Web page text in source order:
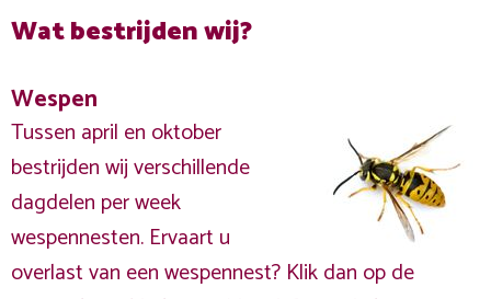
Wat bestrijden wij?
Wespen
Tussen april en oktober
bestrijden wij verschillende
dagdelen per week
wespennesten. Ervaart u
overlast van een wespennest? Klik dan op de